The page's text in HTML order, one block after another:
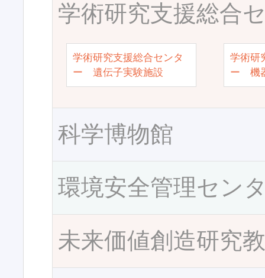
学術研究支援総合
学術研究支援総合センタ
ー 遺伝子実験施設
学術研
ー 機
科学博物館
環境安全管理セン
未来価値創造研究